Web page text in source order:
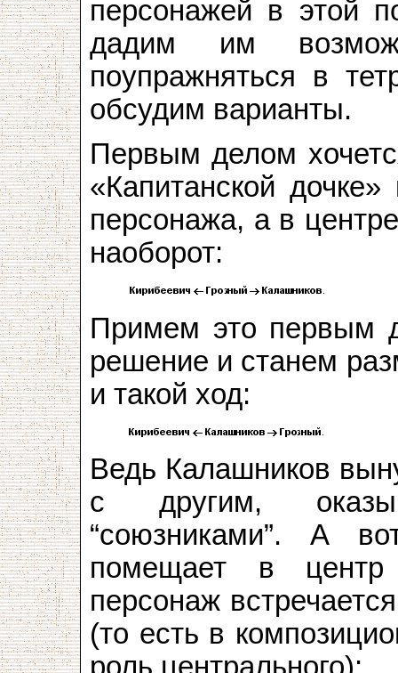
персонажей в этой
дадим им
поупражняться в
обсудим варианты.
Первым делом
«Капитанской
персонажа, а в
наоборот:
Примем это первым
решение и станем
и такой ход:
Ведь Калашников
с другим,
“союзниками”. А
помещает в центр
персонаж
(то есть в